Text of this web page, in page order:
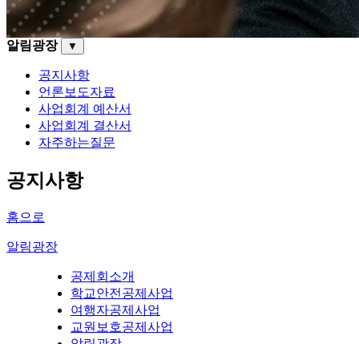
알림광장 ▼
공지사항
언론보도자료
사업회계 예산서
사업회계 결산서
자주하는질문
공지사항
홈으로
알림광장
공제회소개
학교안전공제사업
여행자공제사업
교원보호공제사업